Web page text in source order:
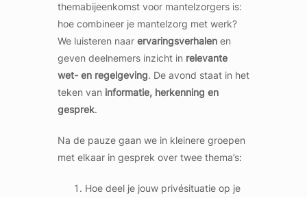
themabijeenkomst voor mantelzorgers is:
hoe combineer je mantelzorg met werk?
We luisteren naar ervaringsverhalen en
geven deelnemers inzicht in relevante
wet- en regelgeving. De avond staat in het
teken van informatie, herkenning en
gesprek.
Na de pauze gaan we in kleinere groepen
met elkaar in gesprek over twee thema’s:
Hoe deel je jouw privésituatie op je